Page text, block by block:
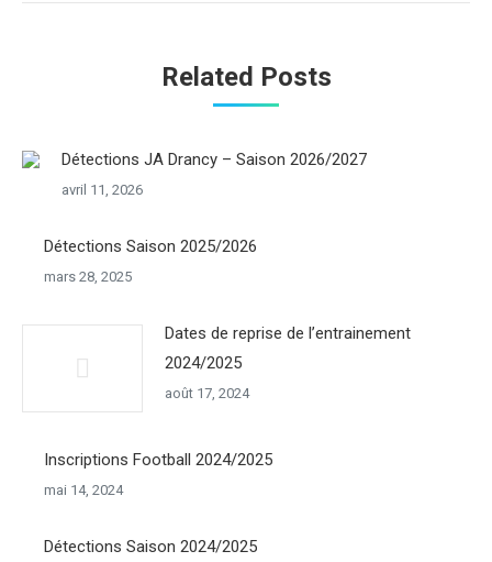
Related Posts
Détections JA Drancy – Saison 2026/2027
avril 11, 2026
Détections Saison 2025/2026
mars 28, 2025
Dates de reprise de l’entrainement
2024/2025
août 17, 2024
Inscriptions Football 2024/2025
mai 14, 2024
Détections Saison 2024/2025